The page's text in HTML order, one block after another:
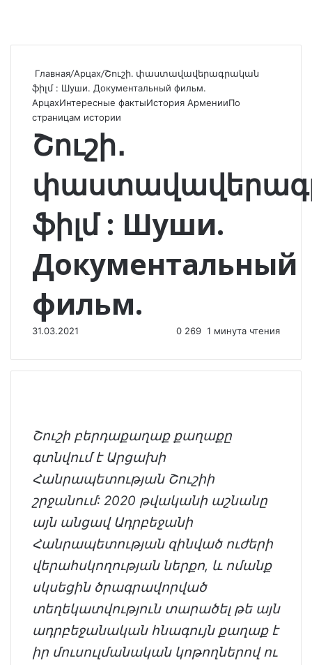
Главная/Арцах/Շուշի․ փաստավավերագրական
ֆիլմ : Шуши. Документальный фильм.
АрцахИнтересные фактыИстория АрменииПо
страницам истории
Շուշի․
ֆիլմ : Шуши.
Документальный
фильм.
31.03.2021 0 269 1 минута чтения
Շուշի բերդաքաղաք քաղաքը
գտնվում է Արցախի
Հանրապետության Շուշիի
շրջանում: 2020 թվականի աշնանը
այն անցավ Ադրբեջանի
Հանրապետության զինված ուժերի
վերահսկողության ներքո, և ոմանք
սկսեցին ծրագրավորված
տեղեկատվություն տարածել թե այն
ադրբեջանական հնագույն քաղաք է
իր մուսուլմանական կոթողներով ու